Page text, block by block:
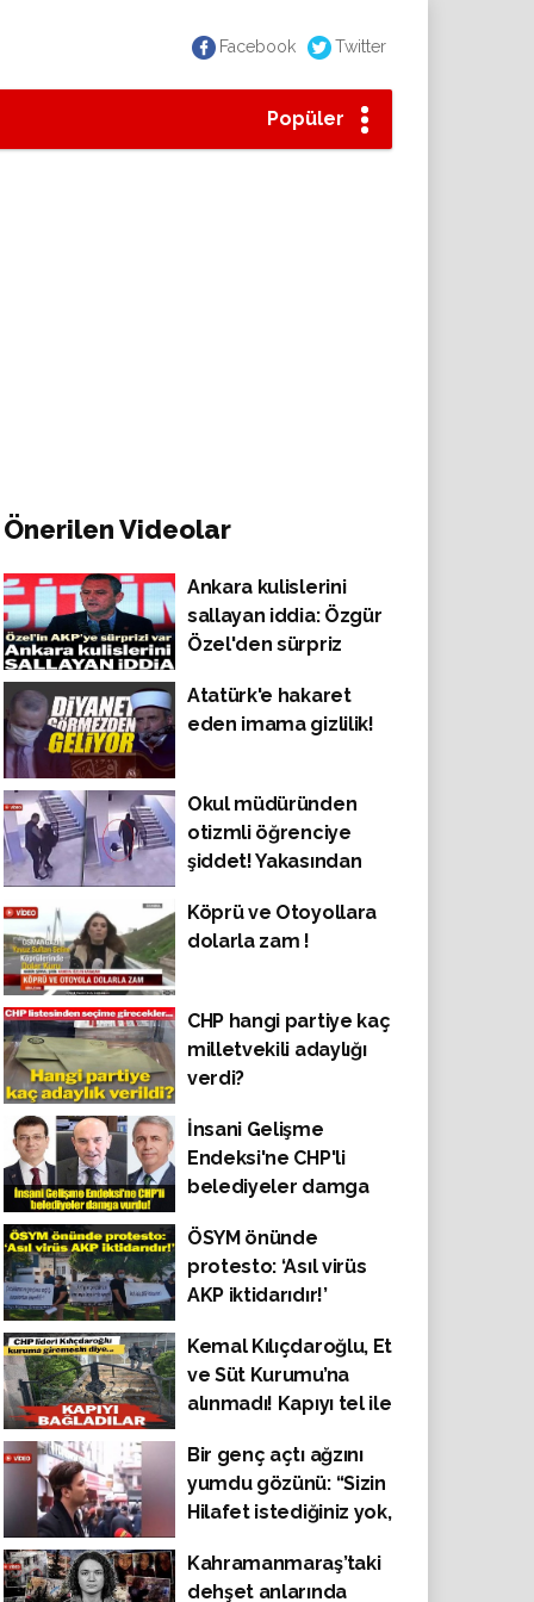
Facebook Twitter
Popüler
Önerilen Videolar
Ankara kulislerini
sallayan iddia: Özgür
Özel'den sürpriz
Atatürk'e hakaret
eden imama gizlilik!
Okul müdüründen
otizmli öğrenciye
şiddet! Yakasından
aşağı fırlattı!
Köprü ve Otoyollara
dolarla zam !
CHP hangi partiye kaç
milletvekili adaylığı
verdi?
İnsani Gelişme
Endeksi'ne CHP'li
belediyeler damga
ÖSYM önünde
protesto: ‘Asıl virüs
AKP iktidarıdır!’
Kemal Kılıçdaroğlu, Et
ve Süt Kurumu’na
alınmadı! Kapıyı tel ile
Bir genç açtı ağzını
yumdu gözünü: “Sizin
Hilafet istediğiniz yok,
istiyorsunuz. Burası
Kahramanmaraş’taki
dehşet anlarında